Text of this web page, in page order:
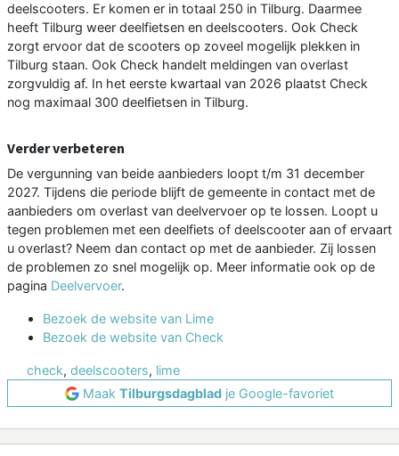
deelscooters. Er komen er in totaal 250 in Tilburg. Daarmee
heeft Tilburg weer deelfietsen en deelscooters. Ook Check
zorgt ervoor dat de scooters op zoveel mogelijk plekken in
Tilburg staan. Ook Check handelt meldingen van overlast
zorgvuldig af. In het eerste kwartaal van 2026 plaatst Check
nog maximaal 300 deelfietsen in Tilburg.
Verder verbeteren
De vergunning van beide aanbieders loopt t/m 31 december
2027. Tijdens die periode blijft de gemeente in contact met de
aanbieders om overlast van deelvervoer op te lossen. Loopt u
tegen problemen met een deelfiets of deelscooter aan of ervaart
u overlast? Neem dan contact op met de aanbieder. Zij lossen
de problemen zo snel mogelijk op. Meer informatie ook op de
pagina Deelvervoer.
Bezoek de website van Lime
Bezoek de website van Check
check, deelscooters, lime
Maak Tilburgsdagblad je Google-favoriet